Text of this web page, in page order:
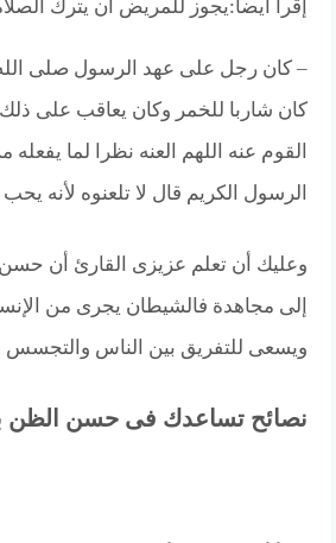
إقرأ أيضا:يجوز للمريض أن يترك
– كان رجل على عهد الرسول صلى
كان شاربا للخمر وكان يعاقب على
القوم عنه اللهم العنه نظرا لما
الرسول الكريم قال لا تلعنوه لأنه
وعليك أن تعلم عزيزى القارئ أن
إلى مجاهدة فالشيطان يجرى من
ويسعى للتفريق بين الناس والتجسس
نصائح تساعدك فى حسن الظن